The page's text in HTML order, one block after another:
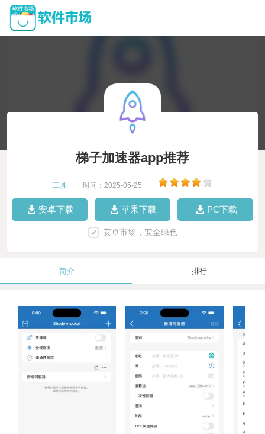
梯子加速器app推荐
工具 时间：2025-05-25
安卓下载 苹果下载 PC下载
安卓市场，安全绿色
简介 排行